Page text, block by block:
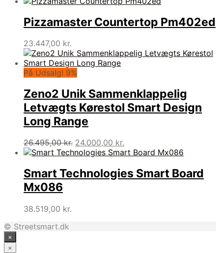
Pizzamaster Countertop Pm402ed
23.447,00 kr.
På Udsalg! 9%
Zeno2 Unik Sammenklappelig
Letvægts Kørestol Smart Design
Long Range
26.495,00kr. Den
oprindelige
var:
26.495,00 kr..
24.000,00 kr.
aktuelle
er:
24.000,00 kr..
Smart Technologies Smart Board
Mx086
38.519,00 kr.
© Streetsmart.dk
×
×